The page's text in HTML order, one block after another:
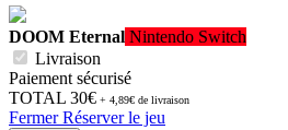
DOOM Eternal Nintendo Switch
Livraison
Paiement sécurisé
TOTAL 30€ + 4,89€ de livraison
FermerRéserver le jeu